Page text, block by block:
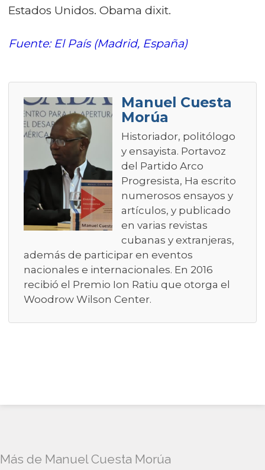
Estados Unidos. Obama dixit.
Fuente: El País (Madrid, España)
Manuel Cuesta
Morúa
Historiador, politólogo
y ensayista. Portavoz
del Partido Arco
Progresista, Ha escrito
numerosos ensayos y
artículos, y publicado
en varias revistas
cubanas y extranjeras,
además de participar en eventos
nacionales e internacionales. En 2016
recibió el Premio Ion Ratiu que otorga el
Woodrow Wilson Center.
Más de Manuel Cuesta Morúa